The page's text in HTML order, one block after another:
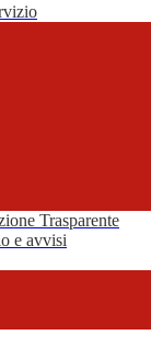
Trasparente
e avvisi